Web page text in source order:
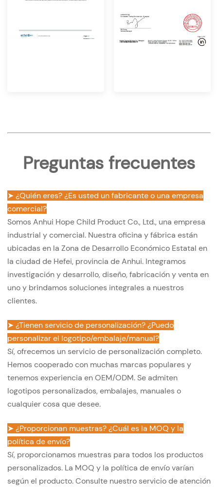
Preguntas frecuentes
➤ ¿Quién eres? ¿Es usted un fabricante o una empresa
comercial?
Somos Anhui Hope Child Product Co., Ltd., una empresa
industrial y comercial. Nuestra oficina y fábrica están
ubicadas en la Zona de Desarrollo Económico Estatal en
la ciudad de Hefei, provincia de Anhui. Integramos
investigación y desarrollo, diseño, fabricación y venta en
uno y brindamos soluciones integrales a nuestros
clientes.
➤ ¿Tienen servicio de personalización? ¿Puedo
personalizar el logotipo/embalaje/manual?
Sí, ofrecemos un servicio de personalización completo.
Hemos cooperado con muchas marcas populares y
tenemos experiencia en OEM/ODM. Se admiten
logotipos personalizados, embalajes, manuales o
cualquier cosa que desee.
➤ ¿Proporcionan muestras? ¿Cuál es la MOQ y la
política de envío?
Sí, proporcionamos muestras para todos los productos
personalizados. La MOQ y la política de envío varían
según el producto. Consulte nuestro servicio de atención